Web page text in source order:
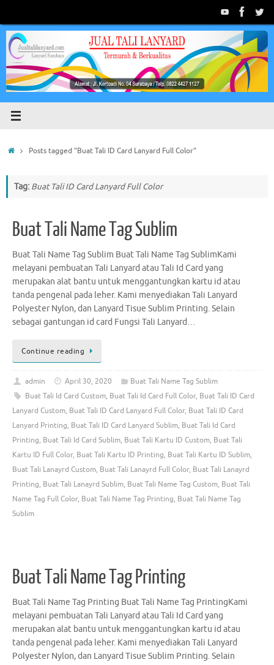
content
HomePosts tagged "Buat Tali ID Card Lanyard Full Color"
Tag: Buat Tali ID Card Lanyard Full Color
Buat Tali Name Tag Sublim
Buat Tali Name Tag Sublim Buat Tali Name Tag SublimKami
melayani pembuatan Tali Lanyard atau Tali Id Card yang
merupakan alat bantu untuk menggantungkan kartu id atau
tanda pengenal pada leher. Kami menyediakan Tali Lanyard
Polyester Nylon, dan Lanyard Tisue Sublim Printing. Selain
sebagai gantungan id card Fungsi Tali Lanyard…
Continue reading
admin April 30, 2020
Buat Tali Name Tag Sublim
Buat Tali Id Card Custom, Buat Tali Id Card Full Color, Buat Tali ID Card
Lanyard Custom, Buat Tali ID Card Lanyard Full Color, Buat Tali ID Card
Lanyard Printing, Buat Tali ID Card Lanyard Sublim, Buat Tali Id Card
Printing, Buat Tali Id Card Sublim, Buat Tali Kartu ID Custom, Buat Tali
Kartu ID Full Color, Buat Tali Kartu ID Printing, Buat Tali Kartu ID Sublim,
Buat Tali Lanayrd Custom, Buat Tali Lanayrd Full Color, Buat Tali Lanayrd
Printing, Buat Tali Lanayrd Sublim, Buat Tali Name Tag Custom, Buat Tali
Name Tag Full Color, Buat Tali Name Tag Printing, Buat Tali Name Tag
Sublim
Buat Tali Name Tag Printing
Buat Tali Name Tag Printing Buat Tali Name Tag PrintingKami
melayani pembuatan Tali Lanyard atau Tali Id Card yang
merupakan alat bantu untuk menggantungkan kartu id atau
tanda pengenal pada leher. Kami menyediakan Tali Lanyard
Polyester Nylon, dan Lanyard Tisue Sublim Printing. Selain